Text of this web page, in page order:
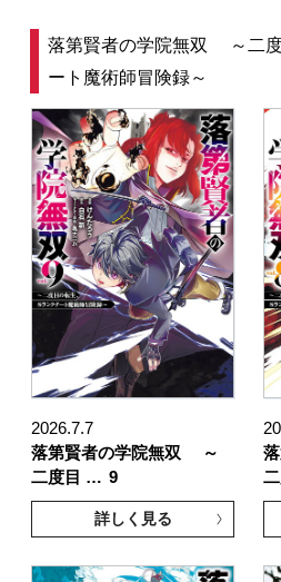
落第賢者の学院無双 ～二
ート魔術師冒険録～
2026.7.7
落第賢者の学院無双 ～
二度目 … 9
詳しく見る